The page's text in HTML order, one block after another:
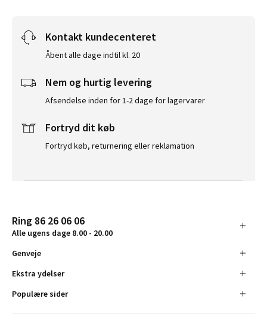
Kontakt kundecenteret
Åbent alle dage indtil kl. 20
Nem og hurtig levering
Afsendelse inden for 1-2 dage for lagervarer
Fortryd dit køb
Fortryd køb, returnering eller reklamation
Ring 86 26 06 06
Alle ugens dage 8.00 - 20.00
Genveje
Ekstra ydelser
Populære sider